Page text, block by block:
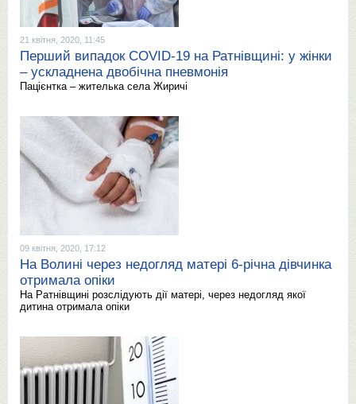
21 квітня, 2020, 11:45
Перший випадок COVID-19 на Ратнівщині: у жінки
– ускладнена двобічна пневмонія
Пацієнтка – жителька села Жиричі
09 квітня, 2020, 17:12
На Волині через недогляд матері 6-річна дівчинка
отримала опіки
На Ратнівщині розслідують дії матері, через недогляд якої
дитина отримала опіки